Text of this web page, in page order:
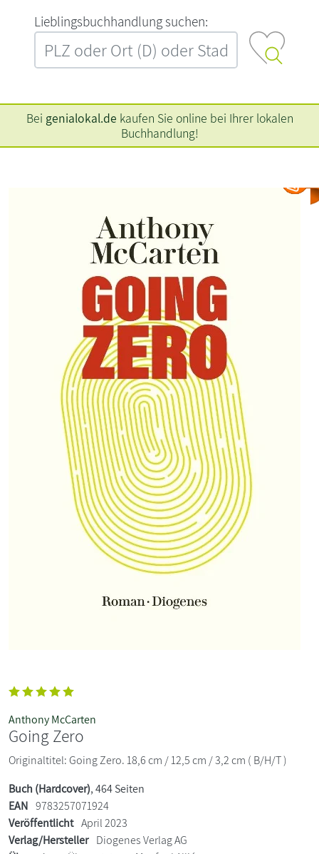
L‍i‍e‍b‍l‍i‍n‍g‍s‍b‍u‍c‍h‍h‍a‍n‍d‍l‍u‍n‍g‍ ‍s‍u‍c‍h‍e‍n‍:‍
Bei genialokal.de kaufen Sie online bei Ihrer lokalen
Buchhandlung!
Anthony McCarten
Going Zero
Originaltitel: Going Zero. 18,6 cm / 12,5 cm / 3,2 cm ( B/H/T )
Buch (Hardcover), 464 Seiten
EAN 9783257071924
Veröffentlicht April 2023
Verlag/Hersteller Diogenes Verlag AG